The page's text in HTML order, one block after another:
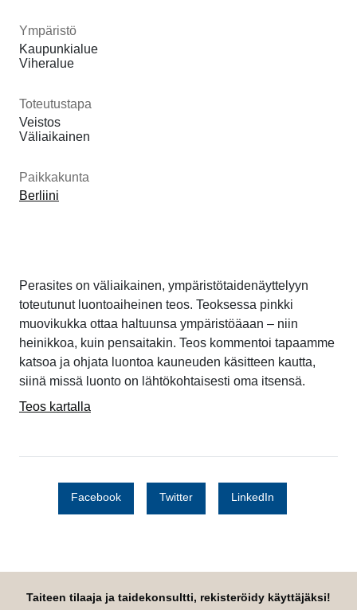
Ympäristö
Kaupunkialue
Viheralue
Toteutustapa
Veistos
Väliaikainen
Paikkakunta
Berliini
Perasites on väliaikainen, ympäristötaidenäyttelyyn
toteutunut luontoaiheinen teos. Teoksessa pinkki
muovikukka ottaa haltuunsa ympäristöäaan – niin
heinikkoa, kuin pensaitakin. Teos kommentoi tapaamme
katsoa ja ohjata luontoa kauneuden käsitteen kautta,
siinä missä luonto on lähtökohtaisesti oma itsensä.
Teos kartalla
Facebook Twitter LinkedIn
Taiteen tilaaja ja taidekonsultti, rekisteröidy käyttäjäksi!